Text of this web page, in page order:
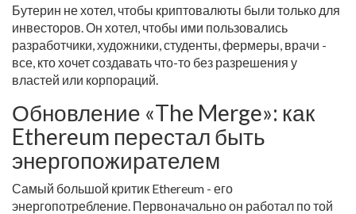
Бутерин не хотел, чтобы криптовалюты были только для
инвесторов. Он хотел, чтобы ими пользовались
разработчики, художники, студенты, фермеры, врачи -
все, кто хочет создавать что-то без разрешения у
властей или корпораций.
Обновление «The Merge»: как
Ethereum перестал быть
энергопожирателем
Самый большой критик Ethereum - его
энергопотребление. Первоначально он работал по той